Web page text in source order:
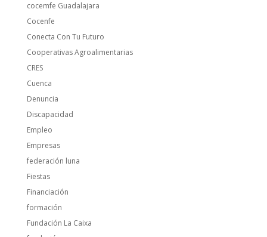
cocemfe Guadalajara
Cocenfe
Conecta Con Tu Futuro
Cooperativas Agroalimentarias
CRES
Cuenca
Denuncia
Discapacidad
Empleo
Empresas
federación luna
Fiestas
Financiación
formación
Fundación La Caixa